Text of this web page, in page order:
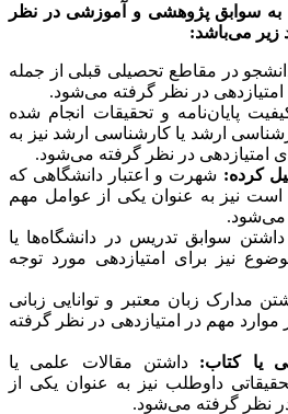
به سوابق پژوهشی و آموزشی در نظر
زیر می‌باشد:
در مقاطع تحصیلی قبلی از جمله
در نظر گرفته می‌شود.
پایان‌نامه و تحقیقات انجام شده
ارشد یا کارشناسی ارشد نیز به
امتیازدهی در نظر گرفته می‌شود.
کرده: شهرت و اعتبار دانشگاهی که
نیز به عنوان یکی از عوامل مهم
می‌شود.
سوابق تدریس در دانشگاه‌ها یا
نیز برای امتیازدهی مورد توجه
مدارک زبان معتبر و توانایی زبانی
موارد مهم در امتیازدهی در نظر گرفته
یا کتاب: داشتن مقالات علمی یا
داوطلب نیز به عنوان یکی از
در نظر گرفته می‌شود.